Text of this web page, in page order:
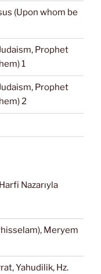
(Upon whom be
Prophet
1
Prophet
2
Nazarıyla
Meryem
Yahudilik, Hz.